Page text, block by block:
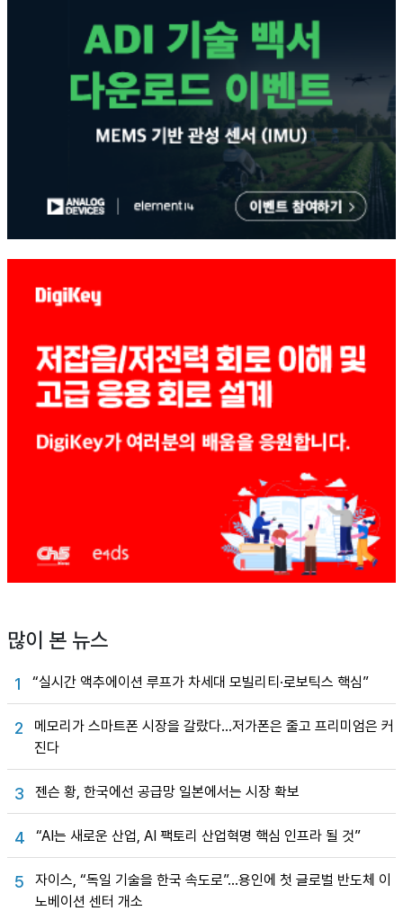
많이 본 뉴스
1 “실시간 액추에이션 루프가 차세대 모빌리티·로보틱스 핵심”
2
메모리가 스마트폰 시장을 갈랐다…저가폰은 줄고 프리미엄은 커
진다
3 젠슨 황, 한국에선 공급망 일본에서는 시장 확보
4 “AI는 새로운 산업, AI 팩토리 산업혁명 핵심 인프라 될 것”
5
자이스, “독일 기술을 한국 속도로”…용인에 첫 글로벌 반도체 이
노베이션 센터 개소